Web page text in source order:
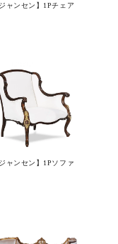
ジャンセン】1Pチェア
ジャンセン】1Pソファ